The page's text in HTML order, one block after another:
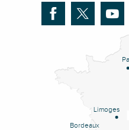
Limoges
Bordeaux